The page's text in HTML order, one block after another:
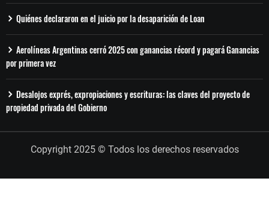
Quiénes declararon en el juicio por la desaparición de Loan
Aerolíneas Argentinas cerró 2025 con ganancias récord y pagará Ganancias
por primera vez
Desalojos exprés, expropiaciones y escrituras: las claves del proyecto de
propiedad privada del Gobierno
Copyright 2025 © Todos los derechos reservados